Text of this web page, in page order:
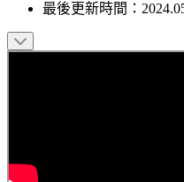
最後更新時間：